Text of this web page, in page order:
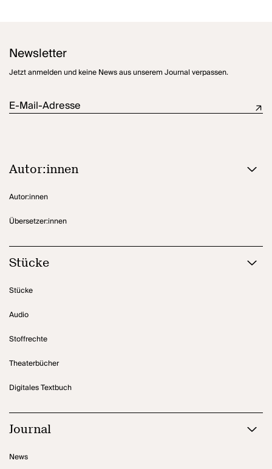
Newsletter
Jetzt anmelden und keine News aus unserem Journal verpassen.
E-Mail-Adresse
Autor:innen
Autor:innen
Übersetzer:innen
Stücke
Stücke
Audio
Stoffrechte
Theaterbücher
Digitales Textbuch
Journal
News